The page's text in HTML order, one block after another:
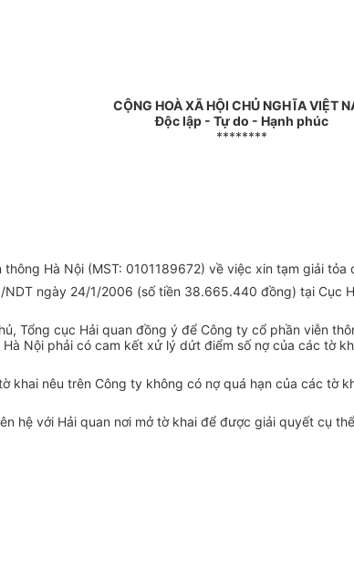
CỘNG HOÀ XÃ HỘI CHỦ NGHĨA VIỆT
Độc lập - Tự do - Hạnh phúc
********
Hà Nội (MST: 0101189672) về việc xin tạm giải
ngày 24/1/2006 (số tiền 38.665.440 đồng) tại Cục
Tổng cục Hải quan đồng ý để Công ty cổ phần viễn
Nội phải có cam kết xử lý dứt điểm số nợ của các tờ
khai nêu trên Công ty không có nợ quá hạn của các tờ
hệ với Hải quan nơi mở tờ khai để được giải quyết cụ